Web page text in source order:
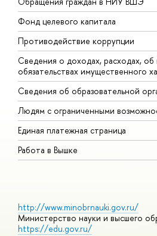
Фонд целевого капитала
Противодействие коррупции
Сведения о доходах, расходах,
обязательствах имущественного
Сведения об образовательной
Людям с ограниченными
Единая платежная страница
Работа в Вышке
http://www.minobrnauki.gov.ru/
Министерство науки и высшего
https://edu.gov.ru/